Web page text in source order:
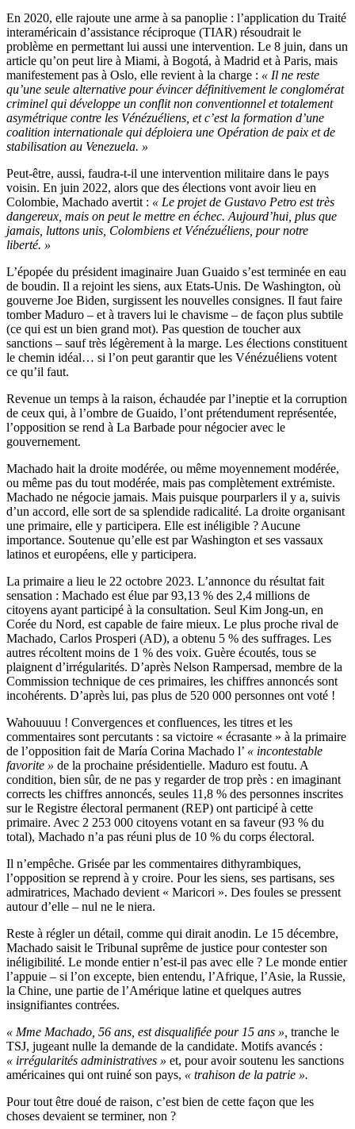
En 2020, elle rajoute une arme à sa panoplie : l’application du Traité
interaméricain d’assistance réciproque (TIAR) résoudrait le
problème en permettant lui aussi une intervention. Le 8 juin, dans un
article qu’on peut lire à Miami, à Bogotá, à Madrid et à Paris, mais
manifestement pas à Oslo, elle revient à la charge : « Il ne reste
qu’une seule alternative pour évincer définitivement le conglomérat
criminel qui développe un conflit non conventionnel et totalement
asymétrique contre les Vénézuéliens, et c’est la formation d’une
coalition internationale qui déploiera une Opération de paix et de
stabilisation au Venezuela. »
Peut-être, aussi, faudra-t-il une intervention militaire dans le pays
voisin. En juin 2022, alors que des élections vont avoir lieu en
Colombie, Machado avertit : « Le projet de Gustavo Petro est très
dangereux, mais on peut le mettre en échec. Aujourd’hui, plus que
jamais, luttons unis, Colombiens et Vénézuéliens, pour notre
liberté. »
L’épopée du président imaginaire Juan Guaido s’est terminée en eau
de boudin. Il a rejoint les siens, aux Etats-Unis. De Washington, où
gouverne Joe Biden, surgissent les nouvelles consignes. Il faut faire
tomber Maduro – et à travers lui le chavisme – de façon plus subtile
(ce qui est un bien grand mot). Pas question de toucher aux
sanctions – sauf très légèrement à la marge. Les élections constituent
le chemin idéal… si l’on peut garantir que les Vénézuéliens votent
ce qu’il faut.
Revenue un temps à la raison, échaudée par l’ineptie et la corruption
de ceux qui, à l’ombre de Guaido, l’ont prétendument représentée,
l’opposition se rend à La Barbade pour négocier avec le
gouvernement.
Machado hait la droite modérée, ou même moyennement modérée,
ou même pas du tout modérée, mais pas complètement extrémiste.
Machado ne négocie jamais. Mais puisque pourparlers il y a, suivis
d’un accord, elle sort de sa splendide radicalité. La droite organisant
une primaire, elle y participera. Elle est inéligible ? Aucune
importance. Soutenue qu’elle est par Washington et ses vassaux
latinos et européens, elle y participera.
La primaire a lieu le 22 octobre 2023. L’annonce du résultat fait
sensation : Machado est élue par 93,13 % des 2,4 millions de
citoyens ayant participé à la consultation. Seul Kim Jong-un, en
Corée du Nord, est capable de faire mieux. Le plus proche rival de
Machado, Carlos Prosperi (AD), a obtenu 5 % des suffrages. Les
autres récoltent moins de 1 % des voix. Guère écoutés, tous se
plaignent d’irrégularités. D’après Nelson Rampersad, membre de la
Commission technique de ces primaires, les chiffres annoncés sont
incohérents. D’après lui, pas plus de 520 000 personnes ont voté !
Wahouuuu ! Convergences et confluences, les titres et les
commentaires sont percutants : sa victoire « écrasante » à la primaire
de l’opposition fait de María Corina Machado l’ « incontestable
favorite » de la prochaine présidentielle. Maduro est foutu. A
condition, bien sûr, de ne pas y regarder de trop près : en imaginant
corrects les chiffres annoncés, seules 11,8 % des personnes inscrites
sur le Registre électoral permanent (REP) ont participé à cette
primaire. Avec 2 253 000 citoyens votant en sa faveur (93 % du
total), Machado n’a pas réuni plus de 10 % du corps électoral.
Il n’empêche. Grisée par les commentaires dithyrambiques,
l’opposition se reprend à y croire. Pour les siens, ses partisans, ses
admiratrices, Machado devient « Maricori ». Des foules se pressent
autour d’elle – nul ne le niera.
Reste à régler un détail, comme qui dirait anodin. Le 15 décembre,
Machado saisit le Tribunal suprême de justice pour contester son
inéligibilité. Le monde entier n’est-il pas avec elle ? Le monde entier
l’appuie – si l’on excepte, bien entendu, l’Afrique, l’Asie, la Russie,
la Chine, une partie de l’Amérique latine et quelques autres
insignifiantes contrées.
« Mme Machado, 56 ans, est disqualifiée pour 15 ans », tranche le
TSJ, jugeant nulle la demande de la candidate. Motifs avancés :
« irrégularités administratives » et, pour avoir soutenu les sanctions
américaines qui ont ruiné son pays, « trahison de la patrie ».
Pour tout être doué de raison, c’est bien de cette façon que les
choses devaient se terminer, non ?